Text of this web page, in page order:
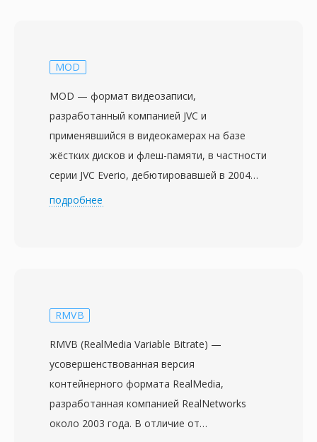
MOD
MOD — формат видеозаписи,
разработанный компанией JVC и
применявшийся в видеокамерах на базе
жёстких дисков и флеш-памяти, в частности
серии JVC Everio, дебютировавшей в 2004
году. Формат хранит программный поток
могут воспроизводиться или
предназначенными для MPEG-2, иногда
достаточно лишь переименовать
расширение файла. JVC проектировала MOD
как практический мост между плёночной
записью DV и полностью файловыми
подробнее
RMVB
RMVB (RealMedia Variable Bitrate) —
усовершенствованная версия
контейнерного формата RealMedia,
разработанная компанией RealNetworks
около 2003 года. В отличие от